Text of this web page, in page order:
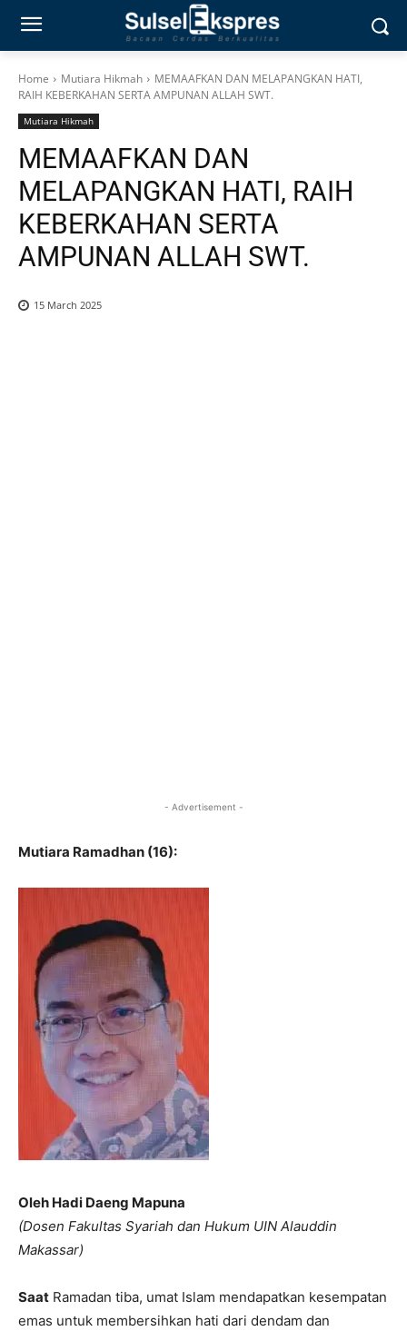
Home Mutiara Hikmah
MEMAAFKAN DAN MELAPANGKAN HATI,
RAIH KEBERKAHAN SERTA AMPUNAN ALLAH SWT.
Mutiara Hikmah
MEMAAFKAN DAN
MELAPANGKAN HATI, RAIH
KEBERKAHAN SERTA
AMPUNAN ALLAH SWT.
15 March 2025
- Advertisement -
Mutiara Ramadhan (16):
Oleh Hadi Daeng Mapuna
(Dosen Fakultas Syariah dan Hukum UIN Alauddin
Makassar)
Saat Ramadan tiba, umat Islam mendapatkan kesempatan
emas untuk membersihkan hati dari dendam dan